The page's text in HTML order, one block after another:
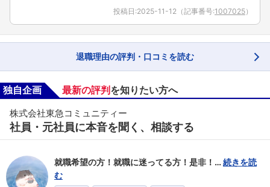
投稿日:2025-11-12 （記事番号:1007025）
退職理由の評判・口コミを読む
独自企画 最新の評判 を知りたい方へ
株式会社東急コミュニティー
社員・元社員に本音を聞く、相談する
就職希望の方！就職に迷ってる方！是非！…続きを読
む